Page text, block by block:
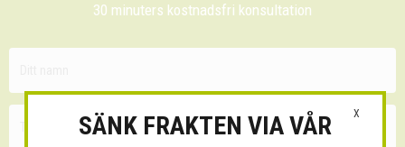
30 minuters kostnadsfri konsultation
X
SÄNK FRAKTEN VIA VÅR